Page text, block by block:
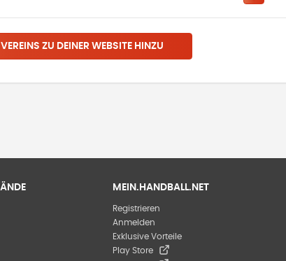
ZU DEINER WEBSITE HINZU
MEIN.HANDBALL.NET
Registrieren
Anmelden
Exklusive Vorteile
Play Store